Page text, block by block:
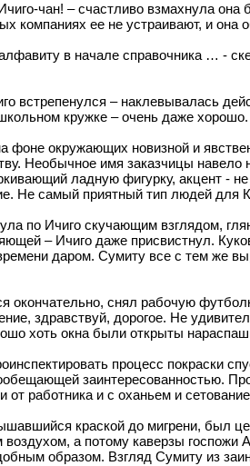
чан! – счастливо взмахнула
компаниях ее не устраивают, и она
в начале справочника … -
встрепенулся – наклевывалась
кружке – очень даже хорошо.
окружающих новизной и
Необычное имя заказчицы
ладную фигурку, акцент -
Не самый приятный тип людей для
по Ичиго скучающим взглядом,
– Ичиго даже присвистнул.
даром. Сумиту все с тем же
окончательно, снял рабочую
здравствуй, дорогое. Не
хоть окна были открыты
процесс покраски
заинтересованностью.
от работника и с оханьем и
краской до мигрени, был
воздухом, а потому каверзы
образом. Взгляд Сумиту из